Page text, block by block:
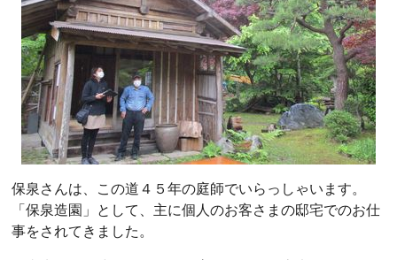
保泉さんは、この道４５年の庭師でいらっしゃいます。
「保泉造園」として、主に個人のお客さまの邸宅でのお仕
事をされてきました。